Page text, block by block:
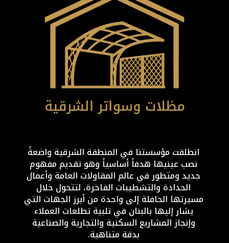
انطلقت مؤسستنا في المنطقة الشرقية واضعةً
نصب عينيها هدفاً أساسياً وهو تقديم مفهوم
جديد ومتطور في عالم المقاولات العامة وأعمال
الحدادة والتشطيبات الفاخرة، لتتحول خلال
مسيرتها الحافلة إلى واحدة من أبرز الجهات التي
يشار إليها بالبنان في تلبية تطلعات العملاء
وإنجاز المشاريع السكنية والتجارية والصناعية
بدقة متناهية.